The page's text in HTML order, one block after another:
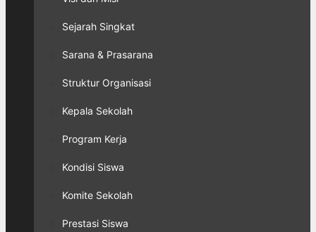
Sejarah Singkat
Sarana & Prasarana
Struktur Organisasi
Kepala Sekolah
Program Kerja
Kondisi Siswa
Komite Sekolah
Prestasi Siswa